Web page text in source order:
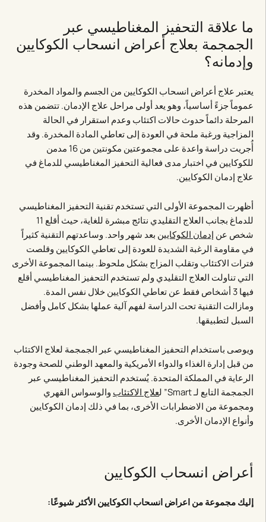
ما علاقة التحفيز المغناطيسي عبر
الجمجمة بعلاج أعراض انسحاب الكوكايين
وإدمانه؟
يعتبر علاج أعراض انسحاب الكوكايين من الجسم والمواد المخدرة
عموماً جزءً أساسياً، وهو يعد أولى مراحل علاج الإدمان. تتضمن هذه
المرحلة دائماً حدوث حالات اكتئاب وعدم استقرار في الحالة
المزاجية ورغبة ملحة في العودة إلى تعاطي المادة المخدرة. وقد
أُجريت دراسة واعدة على مجموعتين مكونتين من 16 مدمن
للكوكايين في اختبار مدى فعالية التحفيز المغناطيسي للدماغ في
علاج إدمان الكوكايين.
أظهرت المجموعة الأولى التي تستخدم تقنية التحفيز المغناطيسي
للدماغ بجانب العلاج التقليدي نتائج مبشرة للغاية، حيث أقلع 11
شخص عن إدمان الكوكايين بعد شهر واحد. وساعدتهم التقنية كثيراً
في مقاومة الرغبة الشديدة للعودة إلى تعاطي الكوكايين وقلصت
فترات الاكتئاب وتقلب المزاج بشكل ملحوظ. بينما المجموعة الأخرى
التي تناولت العلاج التقليدي ولم تستخدم التحفيز المغناطيسي أقلع
فيها 3 أشخاص فقط عن تعاطي الكوكايين خلال نفس المدة.
ومازالت التقنية تحت الدراسة لفهم آلية عملها بشكل كامل وأفضل
السبل لتطبيقها.
ويوصى باستخدام التحفيز المغناطيسي عبر الجمجمة لعلاج الاكتئاب
من قبل إدارة الغذاء والدواء الأمريكية والمعهد الوطني للصحة وجودة
الرعاية في المملكة المتحدة. يُستخدم التحفيز المغناطيسي عبر
الجمجمة التابع لـ Smart” ل
علاج الاكتئاب والوسواس القهري
ومجموعة من الاضطرابات الأخرى، بما في ذلك إدمان الكوكايين
وأنواع الإدمان الأخرى.
أعراض انسحاب الكوكايين
إليك مجموعة من اعراض انسحاب الكوكايين الأكثر شيوعًا: